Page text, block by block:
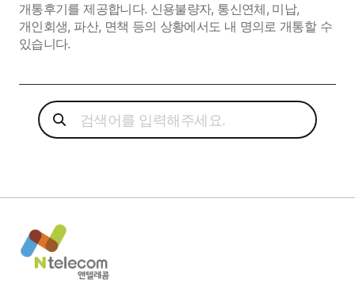
개통후기를 제공합니다. 신용불량자, 통신연체, 미납,
개인회생, 파산, 면책 등의 상황에서도 내 명의로 개통할 수
있습니다.